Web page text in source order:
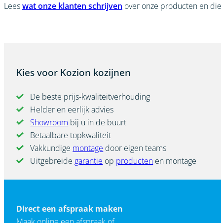
Leeswat onze klanten schrijven over onze producten en
Kies voor Kozion kozijnen
De beste prijs-kwaliteitverhouding
Helder en eerlijk advies
Showroom bij u in de buurt
Betaalbare topkwaliteit
Vakkundige montage door eigen teams
Uitgebreide garantie op producten en montage
Direct een afspraak maken